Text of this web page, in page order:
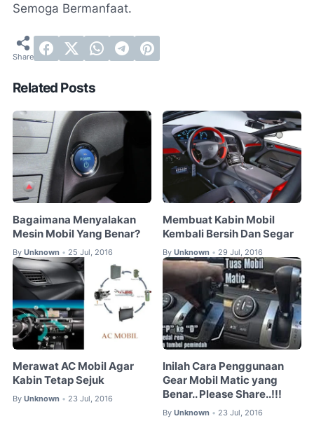
Semoga Bermanfaat.
Related Posts
Bagaimana Menyalakan
Mesin Mobil Yang Benar?
By Unknown • 25 Jul, 2016
Membuat Kabin Mobil
Kembali Bersih Dan Segar
By Unknown • 29 Jul, 2016
Merawat AC Mobil Agar
Kabin Tetap Sejuk
By Unknown • 23 Jul, 2016
‎Inilah Cara‬ Penggunaan
‪Gear‬ ‪Mobil‬ ‪Matic‬ yang
Benar.. Please Share..!!!
By Unknown • 23 Jul, 2016